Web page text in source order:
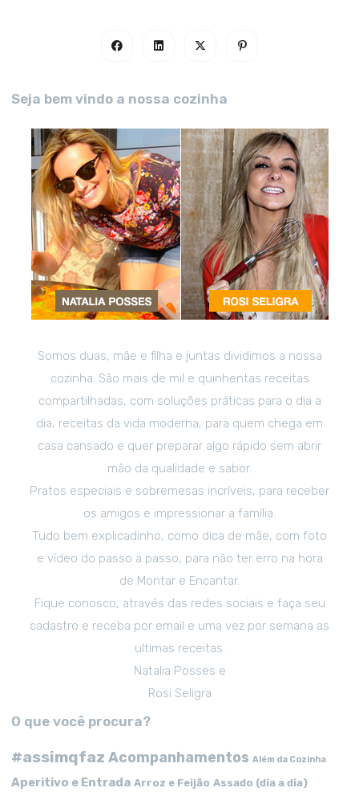
Seja bem vindo a nossa cozinha
Somos duas, mãe e filha e juntas dividimos a nossa
cozinha. São mais de mil e quinhentas receitas
compartilhadas, com soluções práticas para o dia a
dia, receitas da vida moderna, para quem chega em
casa cansado e quer preparar algo rápido sem abrir
mão da qualidade e sabor.
Pratos especiais e sobremesas incríveis, para receber
os amigos e impressionar a família.
Tudo bem explicadinho, como dica de mãe, com foto
e vídeo do passo a passo, para não ter erro na hora
de Montar e Encantar.
Fique conosco, através das redes sociais e faça seu
cadastro e receba por email e uma vez por semana as
ultimas receitas.
Natalia Posses e
Rosi Seligra
O que você procura?
#assimqfaz Acompanhamentos Além da Cozinha
Aperitivo e Entrada Arroz e Feijão Assado (dia a dia)